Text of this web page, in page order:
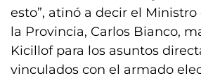
esto”, atinó a decir el
la Provincia, Carlos Bianco,
Kicillof para los asuntos
vinculados con el armado